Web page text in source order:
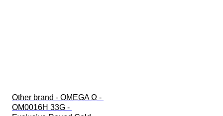
Other brand - OMEGA Ω -
OM0016H 33G -